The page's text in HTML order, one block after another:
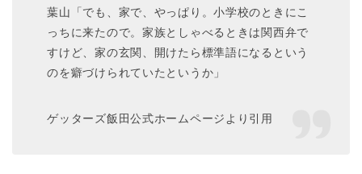
葉山「でも、家で、やっぱり。小学校のときにこ
っちに来たので。家族としゃべるときは関西弁で
すけど、家の玄関、開けたら標準語になるという
のを癖づけられていたというか」
ゲッターズ飯田公式ホームページより引用